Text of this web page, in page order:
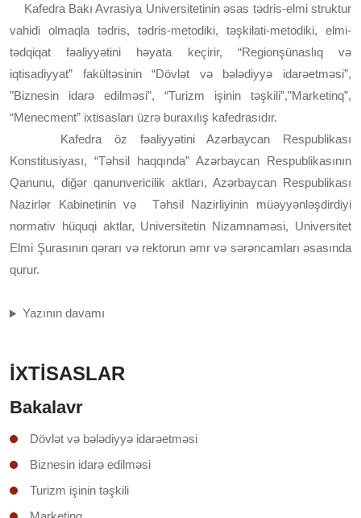
Kafedra Bakı Avrasiya Universitetinin əsas tədris-elmi struktur
vahidi olmaqla tədris, tədris-metodiki, təşkilati-metodiki, elmi-
tədqiqat fəaliyyətini həyata keçirir, “Regionşünaslıq və
iqtisadiyyat” fakültəsinin “Dövlət və bələdiyyə idarəetməsi”,
”Biznesin idarə edilməsi”, “Turizm işinin təşkili”,”Marketinq”,
“Menecment” ixtisasları üzrə buraxılış kafedrasıdır.
Kafedra öz fəaliyyətini Azərbaycan Respublikası
Konstitusiyası, “Təhsil haqqında” Azərbaycan Respublikasının
Qanunu, diğər qanunvericilik aktları, Azərbaycan Respublikası
Nazirlər Kabinetinin və Təhsil Nazirliyinin müəyyənləşdirdiyi
normativ hüquqi aktlar, Universitetin Nizamnaməsi, Universitet
Elmi Şurasının qərarı və rektorun əmr və sərəncamları əsasında
qurur.
Yazının davamı
İXTİSASLAR
Bakalavr
Dövlət və bələdiyyə idarəetməsi
Biznesin idarə edilməsi
Turizm işinin təşkili